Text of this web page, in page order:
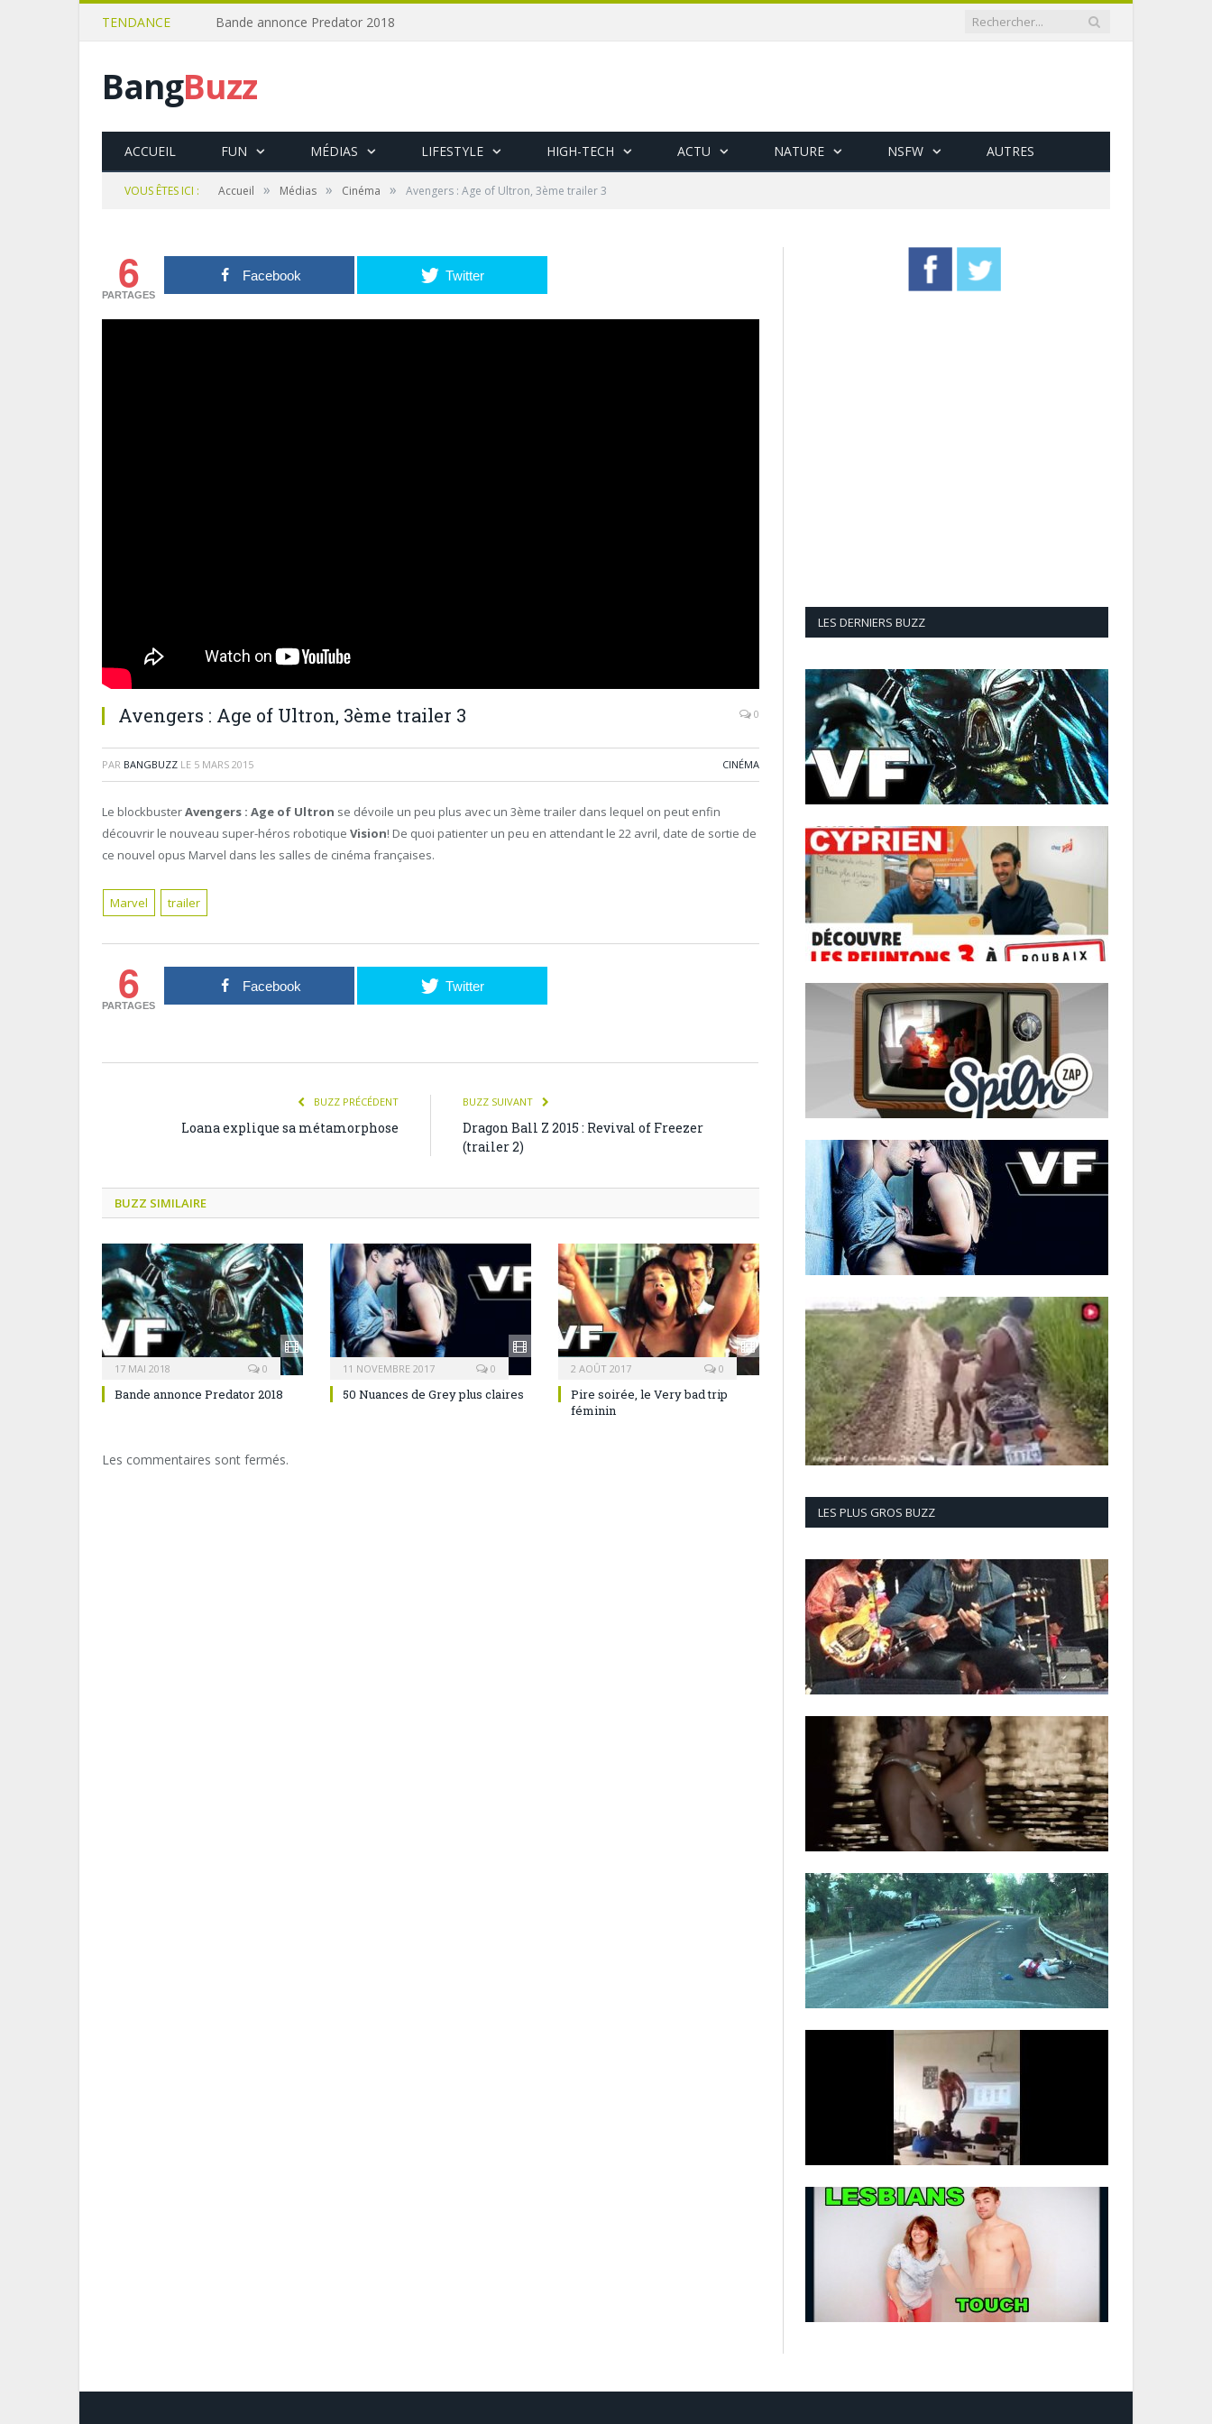
TENDANCE Bande annonce Predator 2018
BangBuzz
ACCUEIL FUN MÉDIAS LIFESTYLE HIGH-TECH ACTU NATURE NSFW AUTRES
VOUS ÊTES ICI : Accueil » Médias » Cinéma » Avengers : Age of Ultron, 3ème trailer 3
6
PARTAGES
Facebook Twitter
Avengers : Age of Ultron, 3ème trailer 3 0
PAR BANGBUZZ LE 5 MARS 2015 CINÉMA
Le blockbusterAvengers : Age of Ultron se dévoile un peu plus avec un 3ème trailer dans lequel on peut enfin
découvrir le nouveau super-héros robotique Vision! De quoi patienter un peu en attendant le 22 avril, date de sortie de
ce nouvel opus Marvel dans les salles de cinéma françaises.
Marvel trailer
6
PARTAGES
Facebook Twitter
BUZZ PRÉCÉDENT
Loana explique sa métamorphose
BUZZ SUIVANT
Dragon Ball Z 2015 : Revival of Freezer
(trailer 2)
BUZZ SIMILAIRE
17 MAI 2018 0
Bande annonce Predator 2018
11 NOVEMBRE 2017 0
50 Nuances de Grey plus claires
2 AOÛT 2017 0
Pire soirée, le Very bad trip
féminin
Les commentaires sont fermés.
LES DERNIERS BUZZ
LES PLUS GROS BUZZ